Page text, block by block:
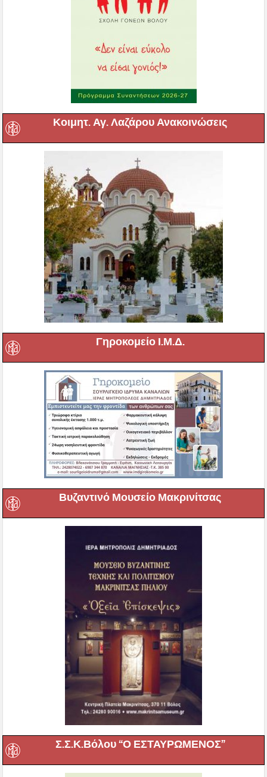
Κοιμητ. Αγ. Λαζάρου Ανακοινώσεις
Γηροκομείο Ι.Μ.Δ.
Βυζαντινό Μουσείο Μακρινίτσας
Σ.Σ.Κ.Βόλου “Ο ΕΣΤΑΥΡΩΜΕΝΟΣ”